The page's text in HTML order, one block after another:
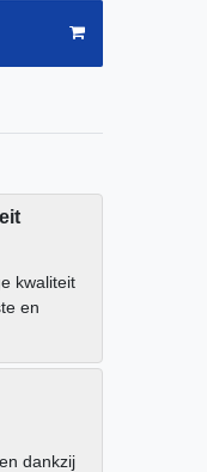
kwaliteit
en
dankzij